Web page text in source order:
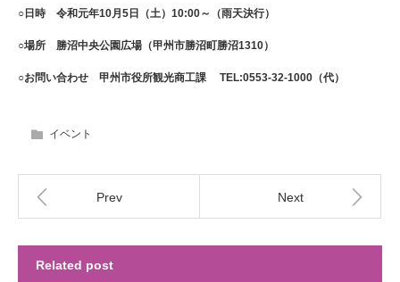
○日時 令和元年10月5日（土） 10:00～（雨天決行）
○場所 勝沼中央公園広場（甲州市勝沼町勝沼1310）
○お問い合わせ 甲州市役所観光商工課 TEL:0553-32-1000 （代）
イベント
Prev Next
Related post